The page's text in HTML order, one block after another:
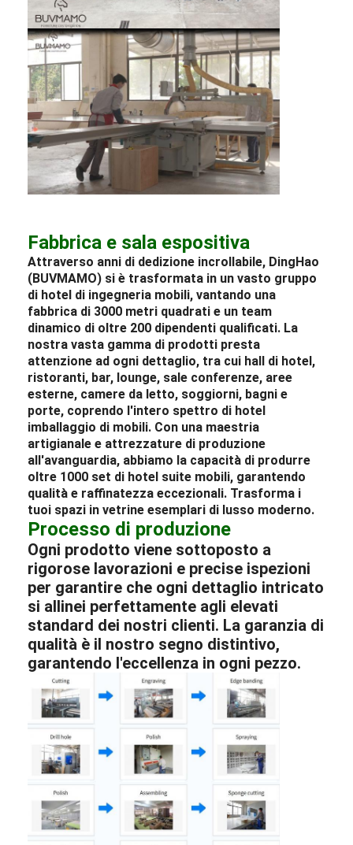
Fabbrica e sala espositiva
Attraverso anni di dedizione incrollabile, DingHao
(BUVMAMO) si è trasformata in un vasto gruppo
di hotel di ingegneria mobili, vantando una
fabbrica di 3000 metri quadrati e un team
dinamico di oltre 200 dipendenti qualificati. La
nostra vasta gamma di prodotti presta
attenzione ad ogni dettaglio, tra cui hall di hotel ,
ristoranti, bar, lounge, sale conferenze, aree
esterne, camere da letto, soggiorni, bagni e
porte, coprendo l'intero spettro di hotel
imballaggio di mobili. Con una maestria
artigianale e attrezzature di produzione
all'avanguardia, abbiamo la capacità di produrre
oltre 1000 set di hotel suite mobili, garantendo
qualità e raffinatezza eccezionali. Trasforma i
tuoi spazi in vetrine esemplari di lusso moderno.
Processo di produzione
Ogni prodotto viene sottoposto a
rigorose lavorazioni e precise ispezioni
per garantire che ogni dettaglio intricato
si allinei perfettamente agli elevati
standard dei nostri clienti. La garanzia di
qualità è il nostro segno distintivo,
garantendo l'eccellenza in ogni pezzo.